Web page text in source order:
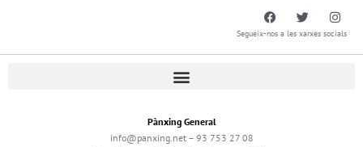
Segueix-nos a les xarxes socials
Pànxing General
info@panxing.net – 93 753 27 08